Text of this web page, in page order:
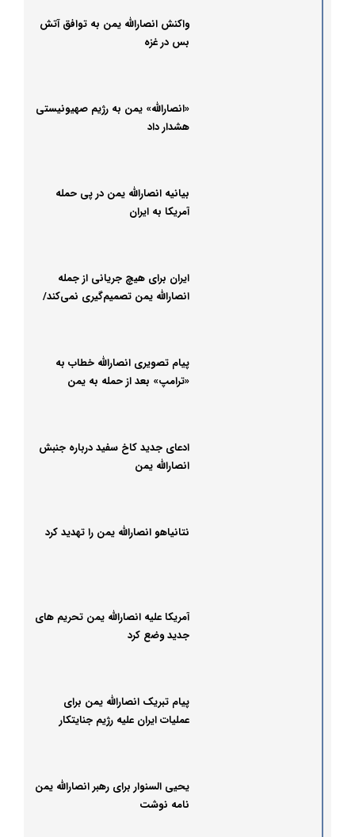
واکنش انصارالله یمن به توافق آتش
بس در غزه
«انصارالله» یمن به رژیم صهیونیستی
هشدار داد
بیانیه انصارالله یمن در پی حمله
آمریکا به ایران
ایران برای هیچ جریانی از جمله
انصارالله یمن تصمیم‌گیری نمی‌کند/
پیام تصویری انصارالله خطاب به
«ترامپ» بعد از حمله به یمن
ادعای جدید کاخ سفید درباره جنبش
انصارالله یمن
نتانیاهو انصارالله یمن را تهدید کرد
آمریکا علیه انصارالله یمن تحریم های
جدید وضع کرد
پیام تبریک انصارالله یمن برای
عملیات ایران علیه رژیم جنایتکار
یحیی السنوار برای رهبر انصارالله یمن
نامه نوشت